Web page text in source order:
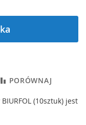
PORÓWNAJ
(10sztuk) jest